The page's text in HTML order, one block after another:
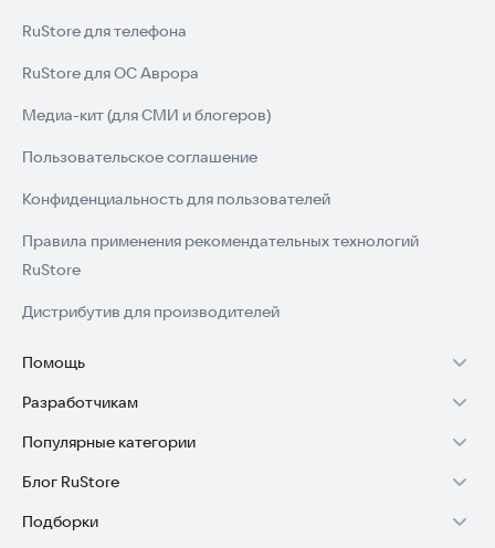
RuStore для телефона
RuStore для ОС Аврора
Медиа-кит (для СМИ и блогеров)
Пользовательское соглашение
Конфиденциальность для пользователей
Правила применения рекомендательных технологий
RuStore
Дистрибутив для производителей
Помощь
Установка RuStore на TV
Установка RuStore на телефон
Установка RuStore в машину
Помощь пользователям RuStore
Разработчикам
Зарабатывать с RuStore
Стать разработчиком
Доступ к RuStore Консоль
Популярные категории
Игры для Android
Приложения банков
Блог RuStore
Обзоры игр для Android 2025
Подборки